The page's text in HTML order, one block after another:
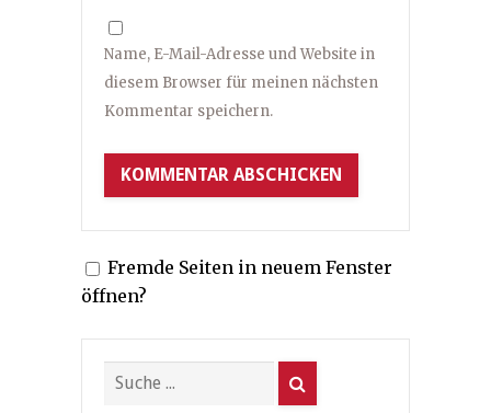
Name, E-Mail-Adresse und Website in
diesem Browser für meinen nächsten
Kommentar speichern.
Fremde Seiten in neuem Fenster
öffnen?